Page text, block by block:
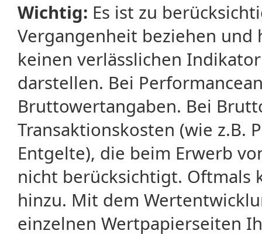
Wichtig: Es ist zu
Vergangenheit beziehen
keinen verlässlichen
darstellen. Bei
Bruttowertangaben. Bei
Transaktionskosten (wie z.B.
Entgelte), die beim Erwerb
nicht berücksichtigt. Oftmals
hinzu. Mit dem
einzelnen Wertpapierseiten